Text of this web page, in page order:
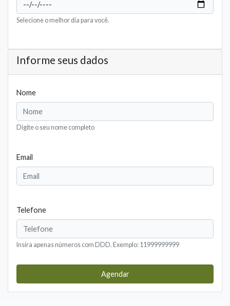
Selecione o melhor dia para você.
Informe seus dados
Nome
Digite o seu nome completo
Email
Telefone
Insira apenas números com DDD. Exemplo: 11999999999
Agendar